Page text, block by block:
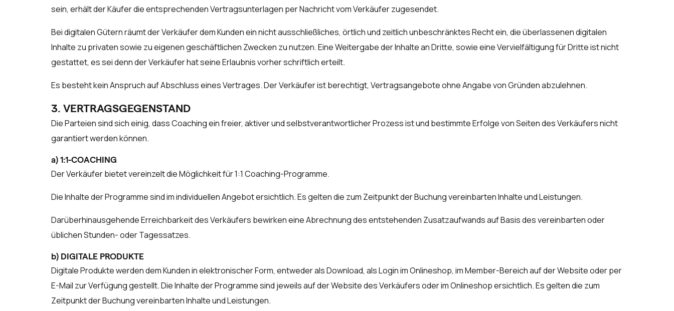
sein, erhält der Käufer die entsprechenden Vertragsunterlagen per Nachricht vom Verkäufer zugesendet.
Bei digitalen Gütern räumt der Verkäufer dem Kunden ein nicht ausschließliches, örtlich und zeitlich unbeschränktes Recht ein, die überlassenen digitalen
Inhalte zu privaten sowie zu eigenen geschäftlichen Zwecken zu nutzen. Eine Weitergabe der Inhalte an Dritte, sowie eine Vervielfältigung für Dritte ist nicht
gestattet, es sei denn der Verkäufer hat seine Erlaubnis vorher schriftlich erteilt.
Es besteht kein Anspruch auf Abschluss eines Vertrages. Der Verkäufer ist berechtigt, Vertragsangebote ohne Angabe von Gründen abzulehnen.
3. VERTRAGSGEGENSTAND
Die Parteien sind sich einig, dass Coaching ein freier, aktiver und selbstverantwortlicher Prozess ist und bestimmte Erfolge von Seiten des Verkäufers nicht
garantiert werden können.
a) 1:1-COACHING
Der Verkäufer bietet vereinzelt die Möglichkeit für 1:1 Coaching-Programme.
Die Inhalte der Programme sind im individuellen Angebot ersichtlich. Es gelten die zum Zeitpunkt der Buchung vereinbarten Inhalte und Leistungen.
Darüberhinausgehende Erreichbarkeit des Verkäufers bewirken eine Abrechnung des entstehenden Zusatzaufwands auf Basis des vereinbarten oder
üblichen Stunden- oder Tagessatzes.
b) DIGITALE PRODUKTE
Digitale Produkte werden dem Kunden in elektronischer Form, entweder als Download, als Login im Onlineshop, im Member-Bereich auf der Website oder per
E-Mail zur Verfügung gestellt. Die Inhalte der Programme sind jeweils auf der Website des Verkäufers oder im Onlineshop ersichtlich. Es gelten die zum
Zeitpunkt der Buchung vereinbarten Inhalte und Leistungen.